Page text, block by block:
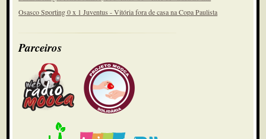
Osasco Sporting 0 x 1 Juventus - Vitória fora de casa na Copa Paulista
Parceiros